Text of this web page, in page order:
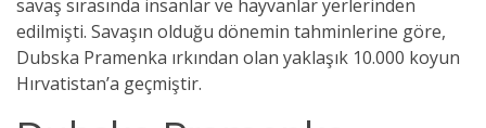
savaş sırasında insanlar ve hayvanlar yerlerinden
edilmişti. Savaşın olduğu dönemin tahminlerine göre,
Dubska Pramenka ırkından olan yaklaşık 10.000 koyun
Hırvatistan’a geçmiştir.